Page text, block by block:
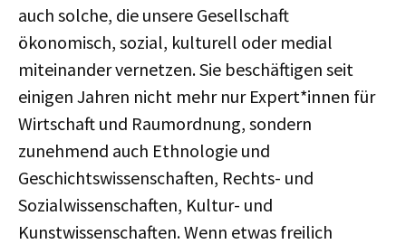
auch solche, die unsere Gesellschaft
ökonomisch, sozial, kulturell oder medial
miteinander vernetzen. Sie beschäftigen seit
einigen Jahren nicht mehr nur Expert*innen für
Wirtschaft und Raumordnung, sondern
zunehmend auch Ethnologie und
Geschichtswissenschaften, Rechts- und
Sozialwissenschaften, Kultur- und
Kunstwissenschaften. Wenn etwas freilich